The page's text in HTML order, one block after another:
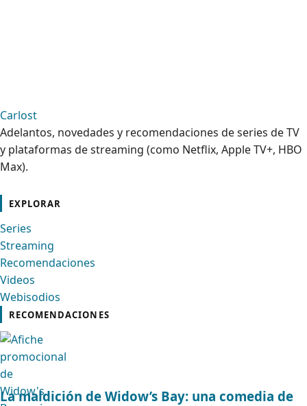
Carlost
Adelantos, novedades y recomendaciones de series de TV
y plataformas de streaming (como Netflix, Apple TV+, HBO
Max).
EXPLORAR
Series
Streaming
Recomendaciones
Videos
Webisodios
RECOMENDACIONES
La maldición de Widow’s Bay: una comedia de